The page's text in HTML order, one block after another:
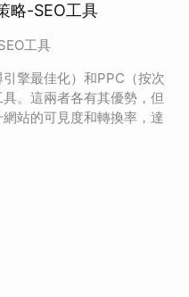
略-SEO工具
工具
擎最佳化）和PPC（按次
。這兩者各有其優勢，但
站的可見度和轉換率，達